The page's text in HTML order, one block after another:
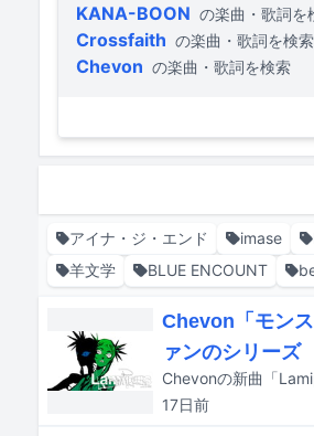
KANA-BOON の楽曲・歌詞を
Crossfaith の楽曲・歌詞を検索
Chevon の楽曲・歌詞を検索
アイナ・ジ・エンド imase
羊文学
BLUE ENCOUNT
Chevon「モン
ァンのシリーズ
Chevonの新曲「
17日前